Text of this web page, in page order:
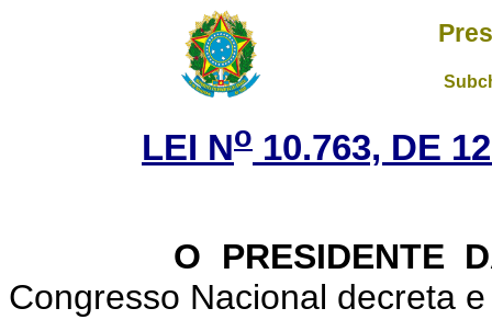
LEI No 10.763, DE
O PRESIDENTE DA
Congresso Nacional decreta